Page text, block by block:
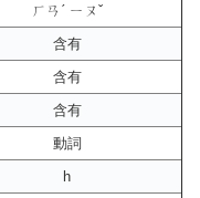
ㄏㄢˊ ㄧㄡˇ
含有
含有
含有
動詞
h